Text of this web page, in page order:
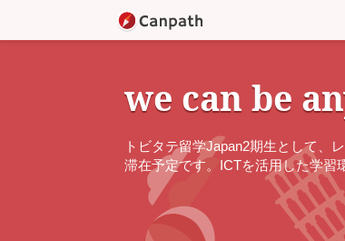
we can be
トビタテ留学Japan2期生として、
滞在予定です。ICTを活用した学習